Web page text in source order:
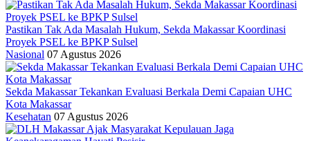
Pastikan Tak Ada Masalah Hukum, Sekda Makassar Koordinasi
Proyek PSEL ke BPKP Sulsel
Nasional 07 Agustus 2026
Sekda Makassar Tekankan Evaluasi Berkala Demi Capaian UHC
Kota Makassar
Kesehatan 07 Agustus 2026